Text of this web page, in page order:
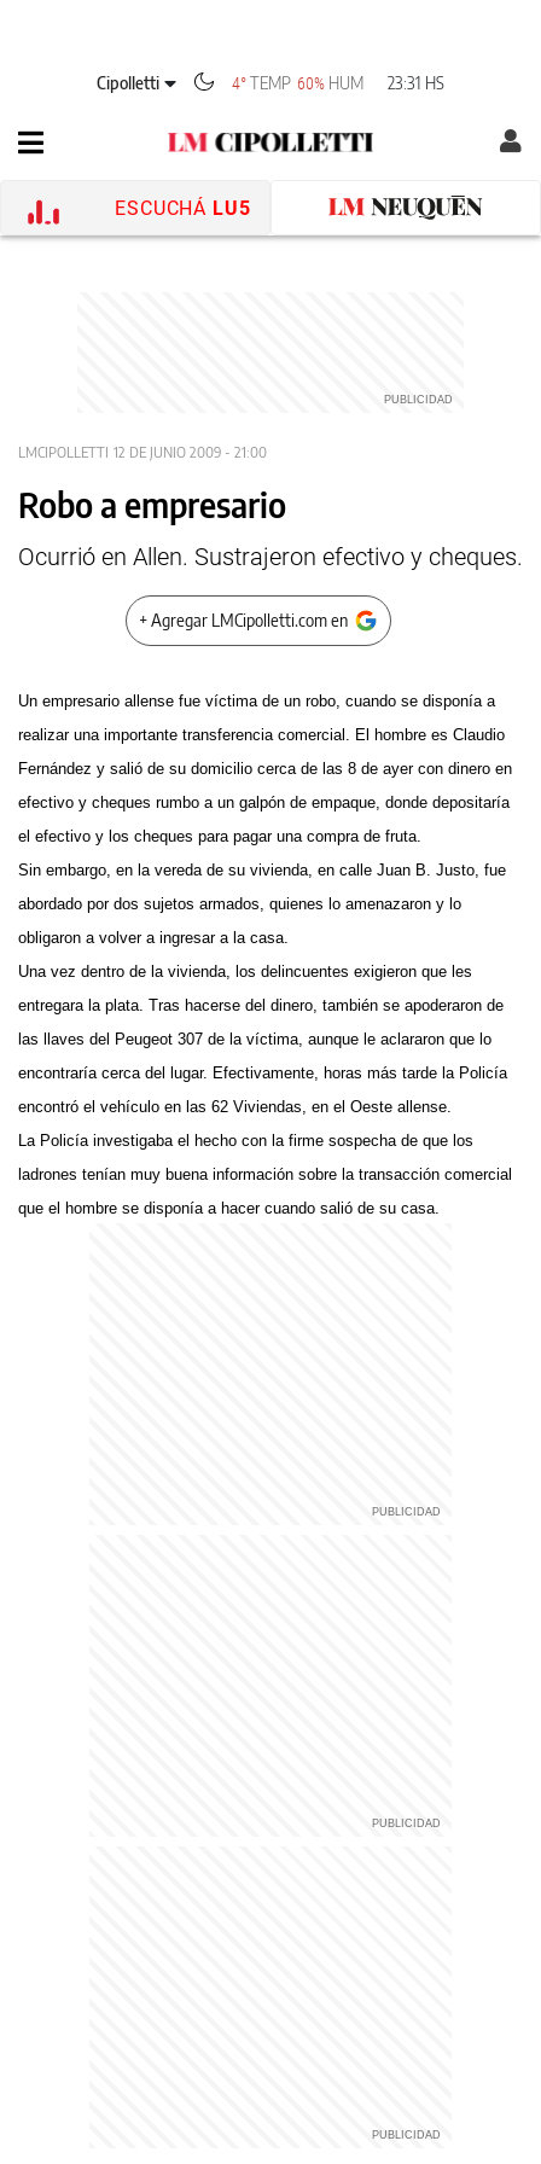
Cipolletti 4° TEMP 60% HUM 23:31 HS
ESCUCHÁ LU5
LMCIPOLLETTI 12 DE JUNIO 2009 - 21:00
Robo a empresario
Ocurrió en Allen. Sustrajeron efectivo y cheques.
+ Agregar LMCipolletti.com en
Un empresario allense fue víctima de un robo, cuando se disponía a
realizar una importante transferencia comercial. El hombre es Claudio
Fernández y salió de su domicilio cerca de las 8 de ayer con dinero en
efectivo y cheques rumbo a un galpón de empaque, donde depositaría
el efectivo y los cheques para pagar una compra de fruta.
Sin embargo, en la vereda de su vivienda, en calle Juan B. Justo, fue
abordado por dos sujetos armados, quienes lo amenazaron y lo
obligaron a volver a ingresar a la casa.
Una vez dentro de la vivienda, los delincuentes exigieron que les
entregara la plata. Tras hacerse del dinero, también se apoderaron de
las llaves del Peugeot 307 de la víctima, aunque le aclararon que lo
encontraría cerca del lugar. Efectivamente, horas más tarde la Policía
encontró el vehículo en las 62 Viviendas, en el Oeste allense.
La Policía investigaba el hecho con la firme sospecha de que los
ladrones tenían muy buena información sobre la transacción comercial
que el hombre se disponía a hacer cuando salió de su casa.